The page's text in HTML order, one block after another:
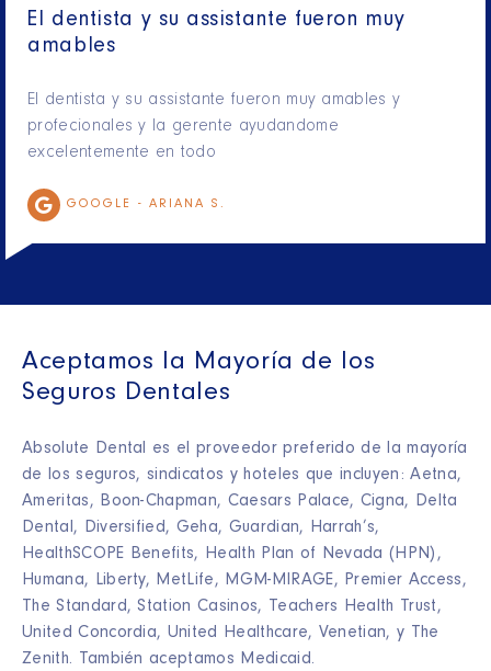
El dentista y su assistante fueron muy
amables
El dentista y su assistante fueron muy amables y
profecionales y la gerente ayudandome
excelentemente en todo
GOOGLE - ARIANA S.
Aceptamos la Mayoría de los
Seguros Dentales
Absolute Dental es el proveedor preferido de la mayoría
de los seguros, sindicatos y hoteles que incluyen: Aetna,
Ameritas, Boon-Chapman, Caesars Palace, Cigna, Delta
Dental, Diversified, Geha, Guardian, Harrah’s,
HealthSCOPE Benefits, Health Plan of Nevada (HPN),
Humana, Liberty, MetLife, MGM-MIRAGE, Premier Access,
The Standard, Station Casinos, Teachers Health Trust,
United Concordia, United Healthcare, Venetian, y The
Zenith. También aceptamos Medicaid.